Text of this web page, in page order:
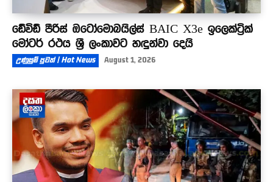
ඩේවිඩ් පීරිස් ඔටෝමොබයිල්ස් BAIC X3e ඉලෙක්ට්‍රික්
මෝටර් රථය ශ්‍රී ලංකාවට හඳුන්වා දෙයි
උණුසුම් පුවත් | Hot News August 1, 2026